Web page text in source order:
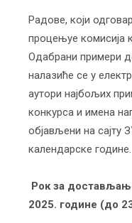
Радове, који
процењуе комисија
Одабрани примери
налазиће се у
аутори најбољих
конкурса и имена
објављени на сајту
календарске године.
Рок за
2025. године (до